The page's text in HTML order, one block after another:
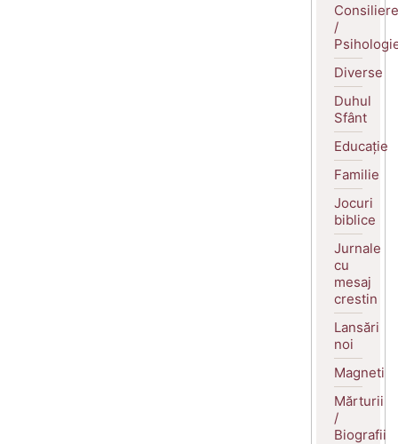
Consiliere
/
Diverse
Duhul
Sfânt
Educație
Familie
Jocuri
biblice
Jurnale
cu
mesaj
crestin
Lansări
noi
Magneti
Mărturii
/
Biografii